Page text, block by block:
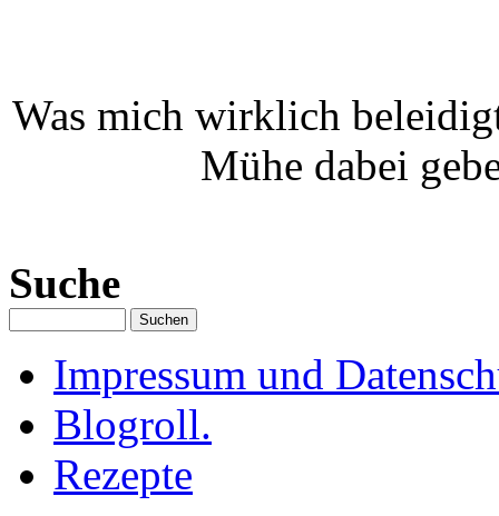
Was mich wirklich
Mühe dabei
Suche
Impressum und
Blogroll.
Rezepte